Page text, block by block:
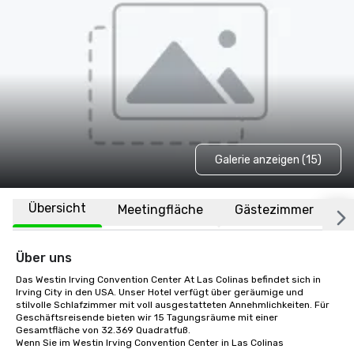
Galerie anzeigen (15)
Übersicht Meetingfläche Gästezimmer
Über uns
Das Westin Irving Convention Center At Las Colinas befindet sich in
Irving City in den USA. Unser Hotel verfügt über geräumige und
stilvolle Schlafzimmer mit voll ausgestatteten Annehmlichkeiten. Für
Geschäftsreisende bieten wir 15 Tagungsräume mit einer
Gesamtfläche von 32.369 Quadratfuß.
Wenn Sie im Westin Irving Convention Center in Las Colinas